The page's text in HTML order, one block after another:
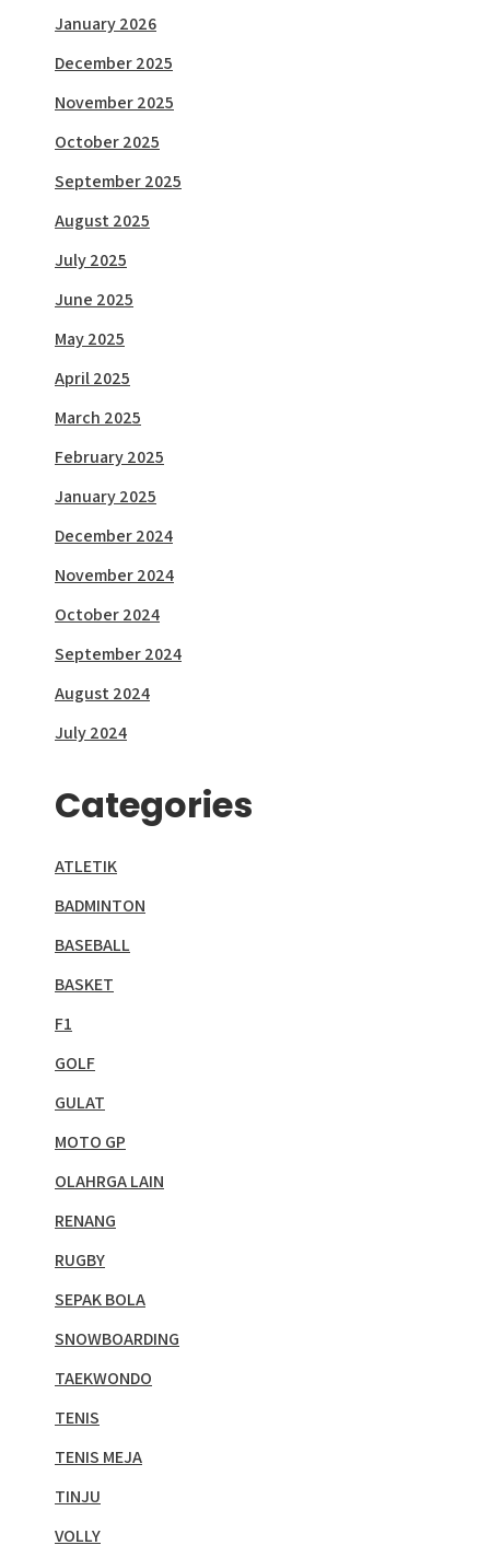
January 2026
December 2025
November 2025
October 2025
September 2025
August 2025
July 2025
June 2025
May 2025
April 2025
March 2025
February 2025
January 2025
December 2024
November 2024
October 2024
September 2024
August 2024
July 2024
Categories
ATLETIK
BADMINTON
BASEBALL
BASKET
F1
GOLF
GULAT
MOTO GP
OLAHRGA LAIN
RENANG
RUGBY
SEPAK BOLA
SNOWBOARDING
TAEKWONDO
TENIS
TENIS MEJA
TINJU
VOLLY